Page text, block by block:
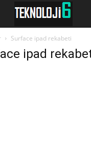
Surface ipad rekabeti
ipad